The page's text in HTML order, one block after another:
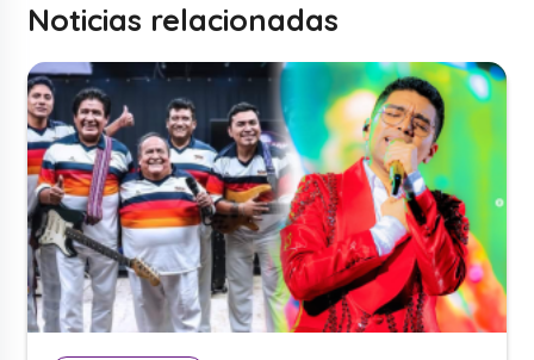
Noticias relacionadas